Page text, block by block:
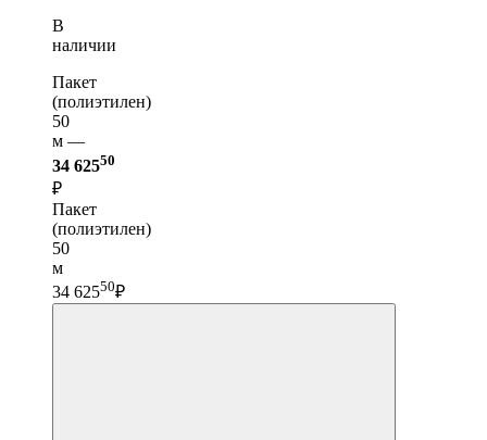
В
наличии
Пакет
(полиэтилен)
50
м —
34 62550
₽
Пакет
(полиэтилен)
50
м
34 62550₽